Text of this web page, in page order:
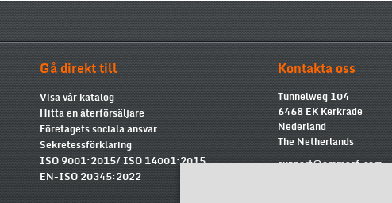
Gå direkt till
Visa vår katalog
Hitta en återförsäljare
Företagets sociala ansvar
Sekretessförklaring
ISO 9001:2015/ ISO 14001:2015
EN-ISO 20345:2022
Kontakta oss
Tunnelweg 104
6468 EK Kerkrade
Nederland
The Netherlands
support@emmasf.com